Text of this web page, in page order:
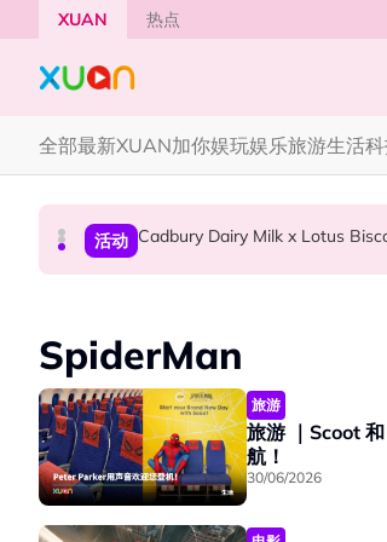
Skip to main content
XUAN 热点
全部最新XUAN加你娱玩娱乐旅游生活
本地星闻 Henn国贤 “Aunty Henn 脱
国际星闻 Tom Holland “Spiderman”
活动 Cadbury Dairy Milk x Lotus
SpiderMan
旅游
旅游 ｜Scoot
航！
30/06/2026